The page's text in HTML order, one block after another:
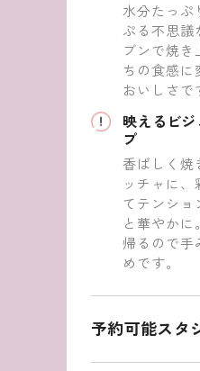
水分たっぷ
ぷる不思議
ブンで焼き
ちの食感に
おいしさで
映えるビ
プ
香ばしく焼
ッチャに、
てテンショ
と華やかに
帰るので手
めです。
予約可能スタ